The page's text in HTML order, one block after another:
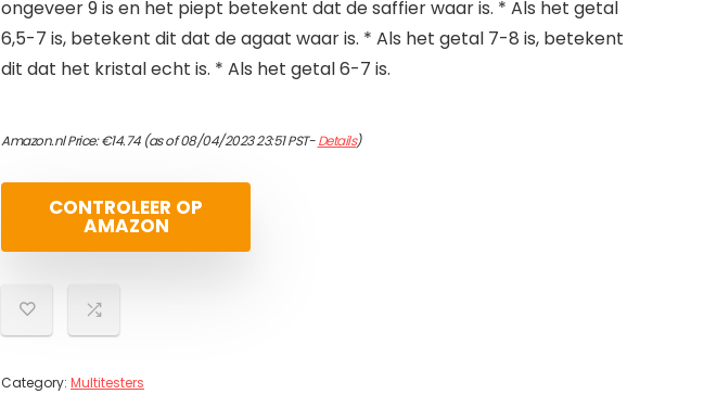
ongeveer 9 is en het piept betekent dat de saffier waar is. * Als het getal
6,5-7 is, betekent dit dat de agaat waar is. * Als het getal 7-8 is, betekent
dit dat het kristal echt is. * Als het getal 6-7 is.
Amazon.nl Price:€14.74(as of 08/04/2023 23:51 PST-Details)
CONTROLEER OP
AMAZON
Category: Multitesters